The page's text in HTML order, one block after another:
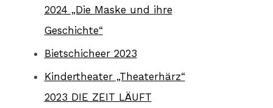
2024 „Die Maske und ihre
Geschichte“
Bietschicheer 2023
Kindertheater „Theaterhärz“
2023 DIE ZEIT LÄUFT